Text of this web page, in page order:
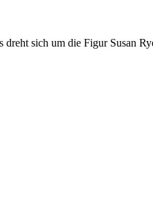
sich um die Figur Susan